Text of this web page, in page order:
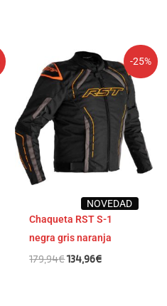
-25%
NOVEDAD
Chaqueta RST S-1
negra gris naranja
179,94€
El
precio
original
era:
179,94€.
134,96€
El
precio
actual
es:
134,96€.